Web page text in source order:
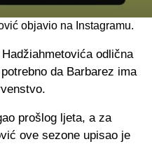
objavio na Instagramu.
odlična
da Barbarez ima
prošlog ljeta, a za
ove sezone upisao je